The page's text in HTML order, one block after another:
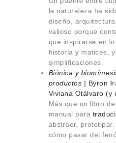
la naturaleza ha
diseño,
valioso porque
que inspirarse en
historia y matices,
simplificaciones.
Biónica y
productos | Byron
Viviana Otálvaro (y
Más que un libro
manual para
abstraer,
cómo pasar del